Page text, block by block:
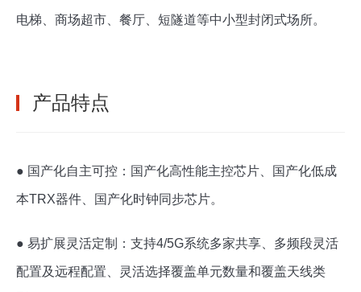
电梯、商场超市、餐厅、短隧道等中小型封闭式场所。
产品特点
● 国产化自主可控：国产化高性能主控芯片、国产化低成
本TRX器件、国产化时钟同步芯片。
● 易扩展灵活定制：支持4/5G系统多家共享、多频段灵活
配置及远程配置、灵活选择覆盖单元数量和覆盖天线类